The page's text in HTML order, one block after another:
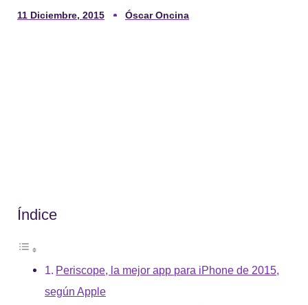
11 Diciembre, 2015 Óscar Oncina
Índice
Periscope, la mejor app para iPhone de 2015,
según Apple